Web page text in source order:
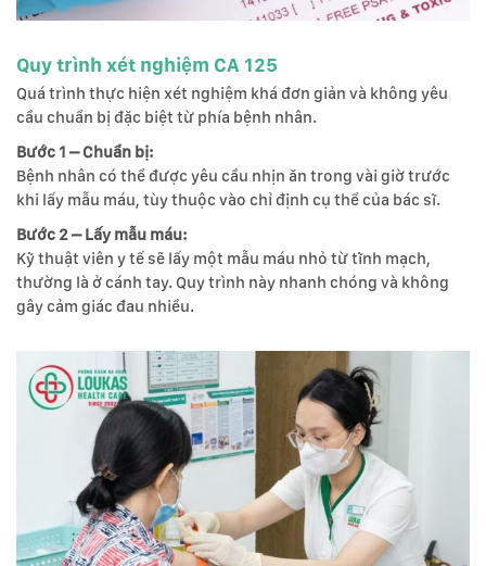
Quy trình xét nghiệm CA 125
Quá trình thực hiện xét nghiệm khá đơn giản và không yêu
cầu chuẩn bị đặc biệt từ phía bệnh nhân.
Bước 1 – Chuẩn bị:
Bệnh nhân có thể được yêu cầu nhịn ăn trong vài giờ trước
khi lấy mẫu máu, tùy thuộc vào chỉ định cụ thể của bác sĩ.
Bước 2 – Lấy mẫu máu:
Kỹ thuật viên y tế sẽ lấy một mẫu máu nhỏ từ tĩnh mạch,
thường là ở cánh tay. Quy trình này nhanh chóng và không
gây cảm giác đau nhiều.